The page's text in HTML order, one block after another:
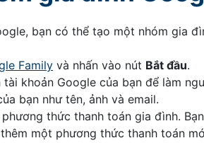
bạn có thể tạo một nhóm gia
Family và nhấn vào nút Bắt đầu.
tài khoản Google của bạn để làm
bạn như tên, ảnh và email.
thức thanh toán gia đình.
một phương thức thanh toán